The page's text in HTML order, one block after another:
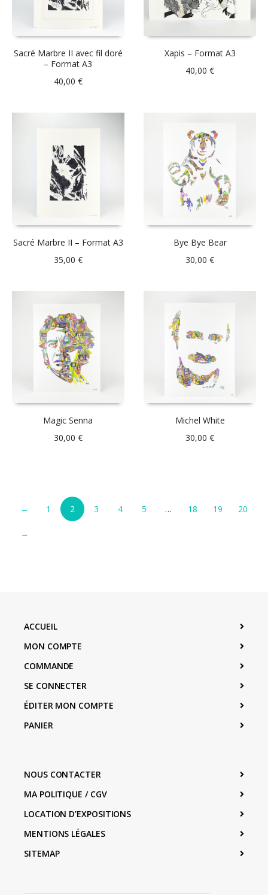
Sacré Marbre II avec fil doré
– Format A3
40,00 €
Xapis – Format A3
40,00€
Sacré Marbre II – Format A3
35,00 €
Bye Bye Bear
30,00€
Magic Senna
30,00 €
Michel White
30,00€
← 1 2 3 4 5 … 18 19 20
→
ACCUEIL
MON COMPTE
COMMANDE
SE CONNECTER
ÉDITER MON COMPTE
PANIER
NOUS CONTACTER
MA POLITIQUE / CGV
LOCATION D’EXPOSITIONS
MENTIONS LÉGALES
SITEMAP